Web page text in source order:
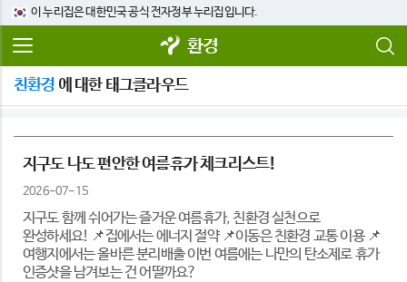
이 누리집은 대한민국 공식 전자정부 누리집입니다.
환경
친환경 에 대한 태그클라우드
지구도 나도 편안한 여름휴가 체크리스트!
2026-07-15
지구도 함께 쉬어가는 즐거운 여름휴가, 친환경 실천으로
완성하세요! 📌집에서는 에너지 절약 📌이동은 친환경 교통 이용 📌
여행지에서는 올바른 분리배출 이번 여름에는 나만의 탄소제로 휴가
인증샷을 남겨보는 건 어떨까요?